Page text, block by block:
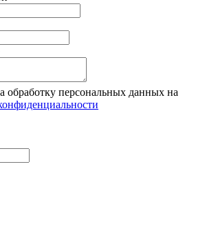
обработку персональных данных на